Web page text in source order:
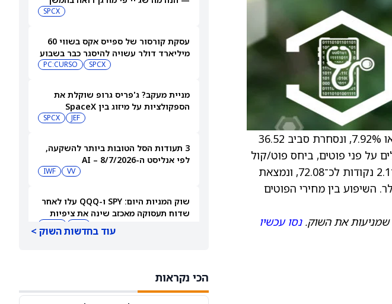
SPCX
עסקת קורסור של ספייס אקס בשווי 60
מיליארד דולר עשויה להיסגר כבר בשבוע
SPCX
PC:CURSO
מניית מעקב? ג'פריס גרופ שוקלת את
הספקולציות על מיזוג בין SpaceX
JEF
SPCX
3 תעודות הסל הטובות ביותר להשקעה,
לפי אנליסט ה-AI – 8/7/2026
VV
IWF
שוק המניות היום: SPY ו-QQQ עלו לאחר
שדוח תעסוקה מאכזב שינה את ציפיות
עוד בחדשות השוק >
הכי נקראות
), כשהמניה עולה ב־2.68 דולר, או 7.92%, ונסחרת סביב 36.52
וקולים מובילים על פני פוטים, ביחס פוט/קול
של 0.22, לעומת רמה טיפוסית של כ־0.68. סטיית התקן הגלומה (IV30) עולה ב־2.1 נקודות לכ־72.08, ונמצאת
השנתי (52 שבועות), מה שמרמז על תנועה יומית צפויה של 1.66 דולר. השיפוע בין מחירי הפוטים
שמניעות את השוק.נסו עכשיו